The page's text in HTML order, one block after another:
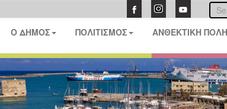
Ο ΔΗΜΟΣ ΠΟΛΙΤΙΣΜΟΣ ΑΝΘΕΚΤΙΚΗ ΠΟΛΗ